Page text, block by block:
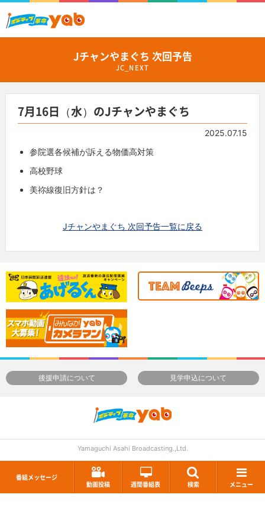
番組メッセージ
動画投稿
週間番組表 検索 メニュー
Jチャンやまぐち 次回予告
JC_NEXT
7月16日（水）のJチャンやまぐち
2025.07.15
参院選各候補が訴える物価高対策
高校野球
美祢線復旧方針は？
Jチャンやまぐち 次回予告一覧に戻る
後援申請について 見学申込について
Yamaguchi Asahi Broadcasting.,Ltd.